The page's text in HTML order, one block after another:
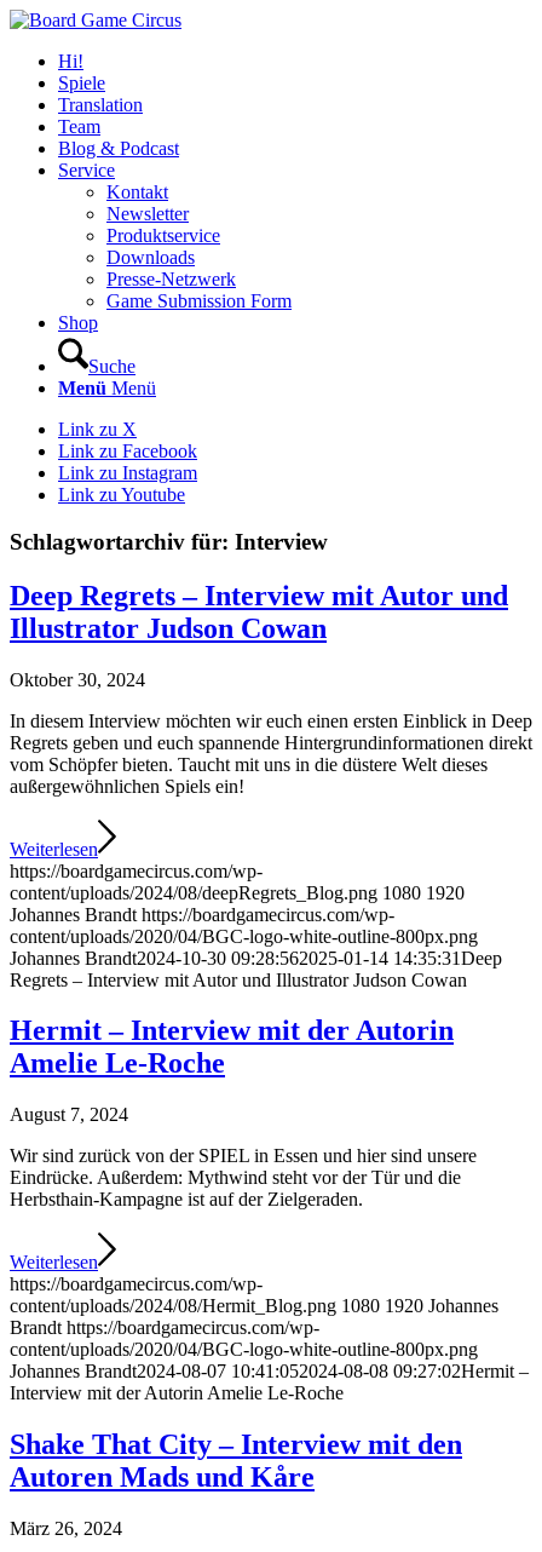
Hi!
Spiele
Translation
Team
Blog & Podcast
Service
Kontakt
Newsletter
Produktservice
Downloads
Presse-Netzwerk
Game Submission Form
Shop
Suche
Menü Menü
Link zu X
Link zu Facebook
Link zu Instagram
Link zu Youtube
Schlagwortarchiv für: Interview
Deep Regrets – Interview mit Autor und
Illustrator Judson Cowan
Oktober 30, 2024
In diesem Interview möchten wir euch einen ersten Einblick in Deep
Regrets geben und euch spannende Hintergrundinformationen direkt
vom Schöpfer bieten. Taucht mit uns in die düstere Welt dieses
außergewöhnlichen Spiels ein!
Weiterlesen
https://boardgamecircus.com/wp-
content/uploads/2024/08/deepRegrets_Blog.png 1080 1920
Johannes Brandt https://boardgamecircus.com/wp-
content/uploads/2020/04/BGC-logo-white-outline-800px.png
Johannes Brandt2024-10-30 09:28:562025-01-14 14:35:31Deep
Regrets – Interview mit Autor und Illustrator Judson Cowan
Hermit – Interview mit der Autorin
Amelie Le-Roche
August 7, 2024
Wir sind zurück von der SPIEL in Essen und hier sind unsere
Eindrücke. Außerdem: Mythwind steht vor der Tür und die
Herbsthain-Kampagne ist auf der Zielgeraden.
Weiterlesen
https://boardgamecircus.com/wp-
content/uploads/2024/08/Hermit_Blog.png 1080 1920 Johannes
Brandt https://boardgamecircus.com/wp-
content/uploads/2020/04/BGC-logo-white-outline-800px.png
Johannes Brandt2024-08-07 10:41:052024-08-08 09:27:02Hermit –
Interview mit der Autorin Amelie Le-Roche
Shake That City – Interview mit den
Autoren Mads und Kåre
März 26, 2024